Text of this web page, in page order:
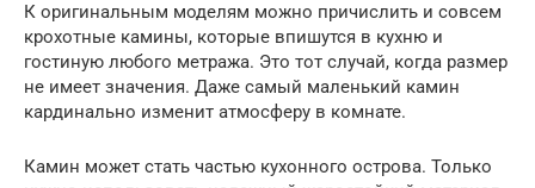
К оригинальным моделям можно причислить и совсем
крохотные камины, которые впишутся в кухню и
гостиную любого метража. Это тот случай, когда размер
не имеет значения. Даже самый маленький камин
кардинально изменит атмосферу в комнате.
Камин может стать частью кухонного острова. Только